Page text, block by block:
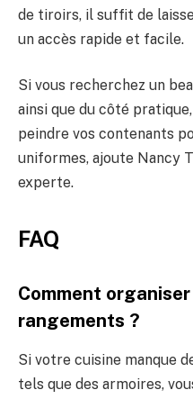
de tiroirs, il suffit de
un accès rapide et facile.
Si vous recherchez un
ainsi que du côté
peindre vos contenants
uniformes, ajoute Nancy
experte.
FAQ
Comment
rangements ?
Si votre cuisine manque
tels que des armoires,